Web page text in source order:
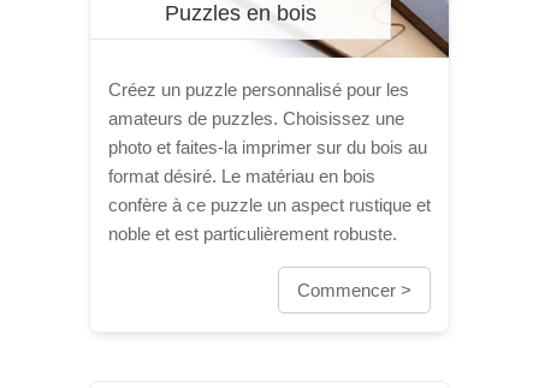
Puzzles en bois
Créez un puzzle personnalisé pour les
amateurs de puzzles. Choisissez une
photo et faites-la imprimer sur du bois au
format désiré. Le matériau en bois
confère à ce puzzle un aspect rustique et
noble et est particulièrement robuste.
Commencer >